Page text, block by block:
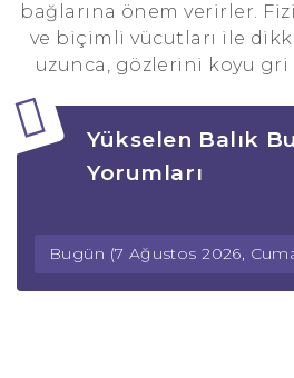
bağlarına önem verirler.
ve biçimli vücutları ile
uzunca, gözlerini koyu gri
Yükselen Balık
Yorumları
Bugün (7 Ağustos 2026,